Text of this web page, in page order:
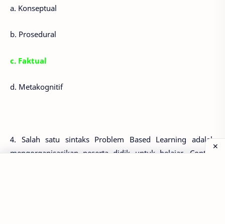
a. Konseptual
b. Prosedural
c. Faktual
d. Metakognitif
4. Salah satu sintaks Problem Based Learning adalah
mengorganisasikan peserta didik untuk belajar. Contoh